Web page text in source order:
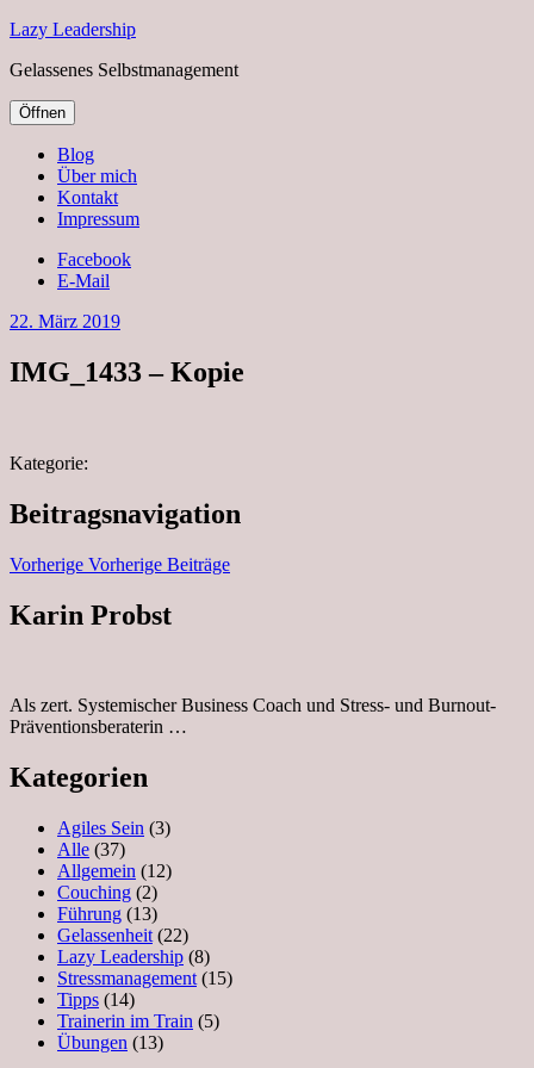
Lazy Leadership
Gelassenes Selbstmanagement
Öffnen
Blog
Über mich
Kontakt
Impressum
Facebook
E-Mail
22. März 2019
IMG_1433 – Kopie
Kategorie:
Beitragsnavigation
Vorherige Vorherige Beiträge
Karin Probst
Als zert. Systemischer Business Coach und Stress- und Burnout-
Präventionsberaterin …
Kategorien
Agiles Sein (3)
Alle (37)
Allgemein (12)
Couching (2)
Führung (13)
Gelassenheit (22)
Lazy Leadership (8)
Stressmanagement (15)
Tipps (14)
Trainerin im Train (5)
Übungen (13)